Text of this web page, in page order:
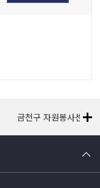
금천구 자원봉사센터